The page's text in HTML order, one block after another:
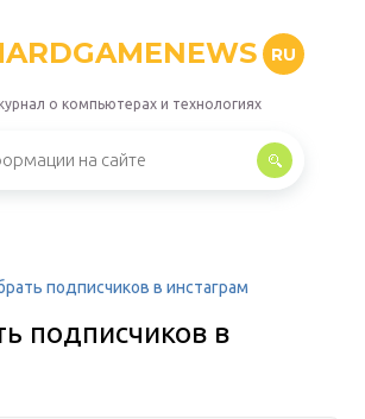
RU
о компьютерах и технологиях
подписчиков в инстаграм
подписчиков в